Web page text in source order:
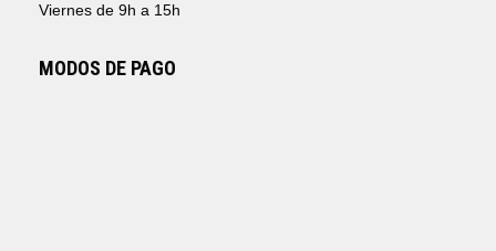
Viernes de 9h a 15h
MODOS DE PAGO